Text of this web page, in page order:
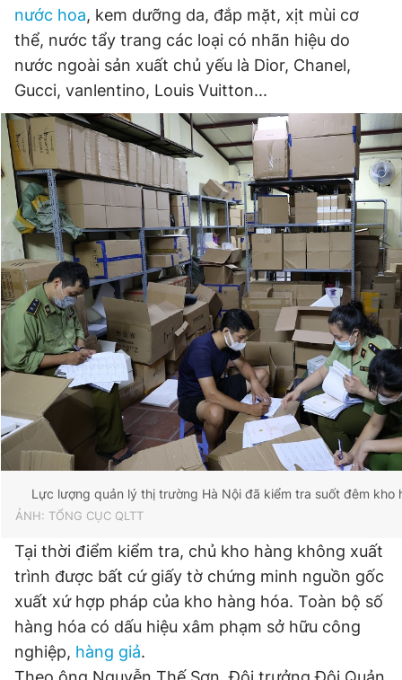
Hotline
0906 645 777
Liên hệ quảng cáo
0908 780 404
Đặt báo Quảng cáo RSS Tòa soạn
Tổng biên tập: Nguyễn Ngọc Toàn
Phó tổng biên tập thường trực: Hải Thành
Phó tổng biên tập: Lâm Hiếu Dũng
Phó tổng biên tập: Trần Việt Hưng
Tổng thư ký tòa soạn: Đức Trung
Giấy phép xuất bản số 110/GP - BTTTT cấp ngày 24.3.2020
© 2003-2026 Bản quyền thuộc về Báo Thanh Niên. Cấm sao
chép dưới mọi hình thức nếu không có sự chấp thuận bằng văn
bản. Phát triển bởi ePi Technologies, JSC.
nước hoa, kem dưỡng da, đắp mặt, xịt mùi cơ
thể, nước tẩy trang các loại có nhãn hiệu do
nước ngoài sản xuất chủ yếu là Dior, Chanel,
Gucci, vanlentino, Louis Vuitton...
Lực lượng quản lý thị trường Hà Nội đã kiểm tra suốt đêm kho
ẢNH: TỔNG CỤC QLTT
Tại thời điểm kiểm tra, chủ kho hàng không xuất
trình được bất cứ giấy tờ chứng minh nguồn gốc
xuất xứ hợp pháp của kho hàng hóa. Toàn bộ số
hàng hóa có dấu hiệu xâm phạm sở hữu công
nghiệp, hàng giả.